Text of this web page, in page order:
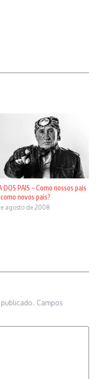
DOS PAIS – Como nossos pais
novos pais?
agosto de 2008
Campos